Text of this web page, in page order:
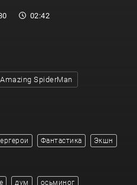
02:42
SpiderMan
Фантастика Экшн
дум осьминог